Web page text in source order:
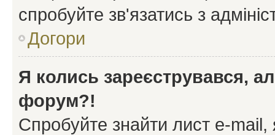
спробуйте зв'язатись з
Догори
Я колись зареєструвався,
форум?!
Спробуйте знайти лист e-mail,